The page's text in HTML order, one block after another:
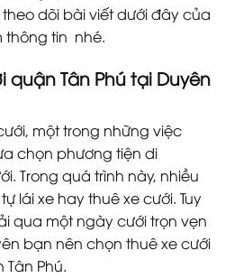
theo dõi bài viết dưới đây của
tin nhé.
Tân Phú tại Duyên
một trong những việc
chọn phương tiện di
Trong quá trình này, nhiều
lái xe hay thuê xe cưới. Tuy
qua một ngày cưới trọn vẹn
bạn nên chọn thuê xe cưới
Phú.